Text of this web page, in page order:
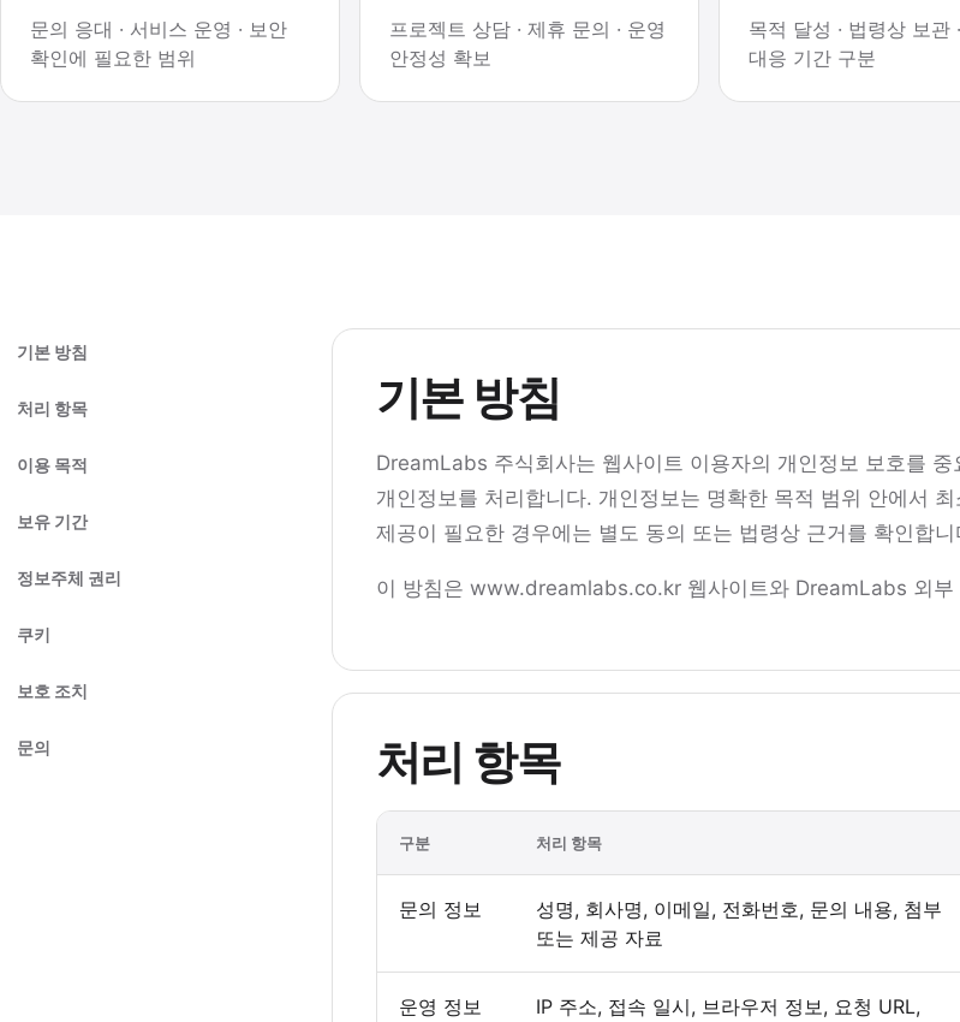
문의 응대 · 서비스 운영 · 보안
확인에 필요한 범위
프로젝트 상담 · 제휴 문의 · 운영
안정성 확보
목적 달성 · 법령상 보관
대응 기간 구분
기본 방침
처리 항목
이용 목적
보유 기간
정보주체 권리
쿠키
보호 조치
문의
기본 방침
DreamLabs 주식회사는 웹사이트 이용자의 개인정보 보호를
개인정보를 처리합니다. 개인정보는 명확한 목적 범위 안에서
제공이 필요한 경우에는 별도 동의 또는 법령상 근거를 확인합니
이 방침은 www.dreamlabs.co.kr 웹사이트와 DreamLabs 외부
처리 항목
구분 처리 항목
문의 정보
성명, 회사명, 이메일, 전화번호, 문의 내용, 첨부
또는 제공 자료
운영 정보
IP 주소, 접속 일시, 브라우저 정보, 요청 URL,